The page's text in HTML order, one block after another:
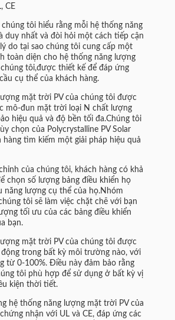
CE
chúng tôi hiểu rằng mỗi hệ thống năng
duy nhất và đòi hỏi một cách tiếp cận
do tại sao chúng tôi cung cấp một
toàn diện cho hệ thống năng lượng
tôi,được thiết kế để đáp ứng
cụ thể của khách hàng.
mặt trời PV của chúng tôi được
mô-đun mặt trời loại N chất lượng
hiệu quả và độ bền tối đa.Chúng tôi
chọn của Polycrystalline PV Solar
hàng tìm kiếm một giải pháp hiệu quả
của chúng tôi, khách hàng có khả
chọn số lượng bảng điều khiển họ
năng lượng cụ thể của họ.Nhóm
tôi sẽ làm việc chặt chẽ với bạn
tối ưu của các bảng điều khiển
bạn.
mặt trời PV của chúng tôi được
trong bất kỳ môi trường nào, với
từ 0-100%. Điều này đảm bảo rằng
tôi phù hợp để sử dụng ở bất kỳ vị
kiện thời tiết.
hệ thống năng lượng mặt trời PV của
nhận với UL và CE, đáp ứng các